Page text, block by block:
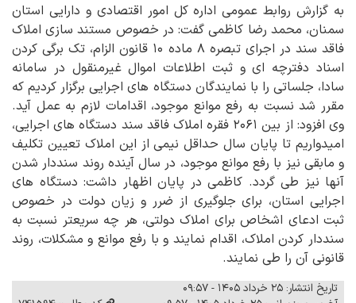
به گزارش روابط عمومی اداره کل امور اقتصادی و دارایی استان
سمنان، محمد رضا کاظمی گفت: در خصوص مستند سازی املاک
فاقد سند در اجرای تبصره ۸ ماده ۱۰ قانون الزام، تک برگی کردن
اسناد دفترچه ای و ثبت اطلاعات اموال غیرمنقول در سامانه
سادا، جلساتی را با نمایندگان دستگاه های اجرایی برگزار کردیم که
مقرر شد نسبت به رفع موانع موجود، اقدامات لازم به عمل آید.
وی افزود: از بین ۲۰۶۱ فقره املاک فاقد سند دستگاه های اجرایی،
امیدواریم تا پایان سال حداقل نیمی از این املاک تعیین تکلیف
و مابقی نیز با رفع موانع موجود، در سال آینده روند سنددار شدن
آنها نیز طی گردد. کاظمی در پایان اظهار داشت: دستگاه های
اجرایی استان، برای جلوگیری از ضرر و زیان دولت در خصوص
ثبت ادعای اشخاص برای املاک دولتی، هر چه سریعتر نسبت به
سنددار کردن املاک، اقدام نمایند و با رفع موانع و مشکلات، روند
قانونی آن را طی نمایند.
تاریخ انتشار: ۲۵ خرداد ۱۴۰۵ - ۰۹:۵۷